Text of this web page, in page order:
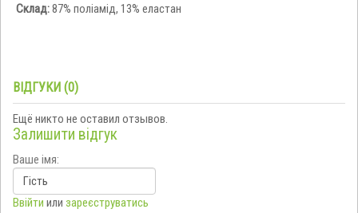
Склад:87% поліамід, 13% еластан
ВІДГУКИ (0)
Ещё никто не оставил отзывов.
Залишити відгук
Ваше імя:
Ввійти или зареєструватись